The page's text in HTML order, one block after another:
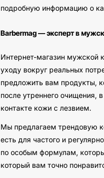
подробную информацию о
Barbermag — эксперт в
Интернет-магазин мужской
уходу вокруг реальных
предложить вам продукты,
после утреннего очищения,
контакте кожи с лезвием.
Мы предлагаем трендовую
есть для частого и
по особым формулам,
который вам точно